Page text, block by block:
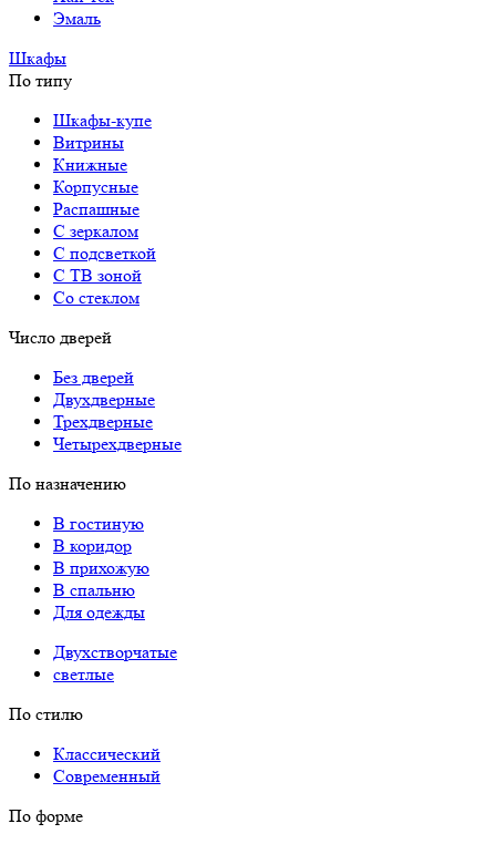
Эмаль
Шкафы
По типу
Шкафы-купе
Витрины
Книжные
Корпусные
Распашные
С зеркалом
С подсветкой
С ТВ зоной
Со стеклом
Число дверей
Без дверей
Двухдверные
Трехдверные
Четырехдверные
По назначению
В гостиную
В коридор
В прихожую
В спальню
Для одежды
Двухстворчатые
светлые
По стилю
Классический
Современный
По форме